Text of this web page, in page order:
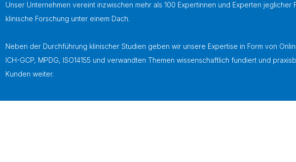
Unser Unternehmen vereint inzwischen mehr als 100 Expertinnen und Experten jeglicher
klinische Forschung unter einem Dach.
Neben der Durchführung klinischer Studien geben wir unsere Expertise in Form von
ICH-GCP, MPDG, ISO14155 und verwandten Themen wissenschaftlich fundiert und
Kunden weiter.